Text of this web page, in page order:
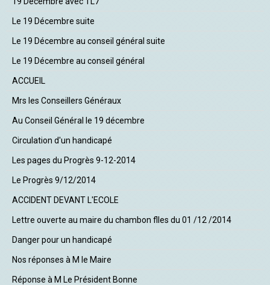
Le 19 Décembre suite
Le 19 Décembre au conseil général suite
Le 19 Décembre au conseil général
ACCUEIL
Mrs les Conseillers Généraux
Au Conseil Général le 19 décembre
Circulation d'un handicapé
Les pages du Progrès 9-12-2014
Le Progrès 9/12/2014
ACCIDENT DEVANT L'ECOLE
Lettre ouverte au maire du chambon flles du 01 /12 /2014
Danger pour un handicapé
Nos réponses à M le Maire
Réponse à M Le Président Bonne